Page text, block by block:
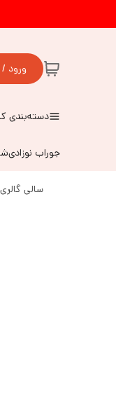
ورود
دسته‌بندی
جوراب نوزادی
سالی گالری